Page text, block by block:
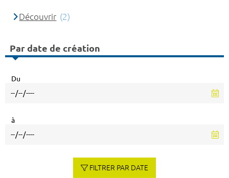
Découvrir (2)
Par date de création
Du
à
FILTRER PAR DATE